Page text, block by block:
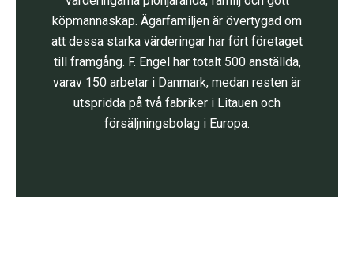
köpmannaskap. Ägarfamiljen är övertygad om
att dessa starka värderingar har fört företaget
till framgång. F. Engel har totalt 500 anställda,
varav 150 arbetar i Danmark, medan resten är
utspridda på två fabriker i Litauen och
försäljningsbolag i Europa.